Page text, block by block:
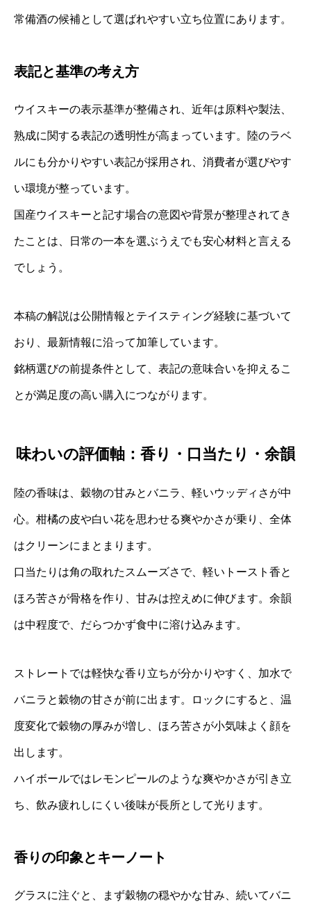
常備酒の候補として選ばれやすい立ち位置にあります。
表記と基準の考え方
ウイスキーの表示基準が整備され、近年は原料や製法、
熟成に関する表記の透明性が高まっています。陸のラベ
ルにも分かりやすい表記が採用され、消費者が選びやす
い環境が整っています。
国産ウイスキーと記す場合の意図や背景が整理されてき
たことは、日常の一本を選ぶうえでも安心材料と言える
でしょう。
本稿の解説は公開情報とテイスティング経験に基づいて
おり、最新情報に沿って加筆しています。
銘柄選びの前提条件として、表記の意味合いを抑えるこ
とが満足度の高い購入につながります。
味わいの評価軸：香り・口当たり・余韻
陸の香味は、穀物の甘みとバニラ、軽いウッディさが中
心。柑橘の皮や白い花を思わせる爽やかさが乗り、全体
はクリーンにまとまります。
口当たりは角の取れたスムーズさで、軽いトースト香と
ほろ苦さが骨格を作り、甘みは控えめに伸びます。余韻
は中程度で、だらつかず食中に溶け込みます。
ストレートでは軽快な香り立ちが分かりやすく、加水で
バニラと穀物の甘さが前に出ます。ロックにすると、温
度変化で穀物の厚みが増し、ほろ苦さが小気味よく顔を
出します。
ハイボールではレモンピールのような爽やかさが引き立
ち、飲み疲れしにくい後味が長所として光ります。
香りの印象とキーノート
グラスに注ぐと、まず穀物の穏やかな甘み、続いてバニ